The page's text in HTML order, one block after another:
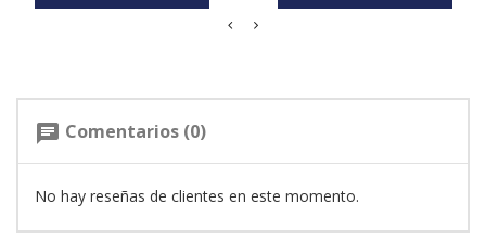
chat Comentarios (0)
No hay reseñas de clientes en este momento.